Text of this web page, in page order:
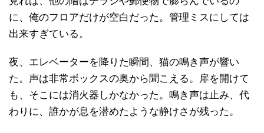
に、俺のフロアだけが空白だった。管理ミスにしては
出来すぎている。
夜、エレベーターを降りた瞬間、猫の鳴き声が響い
た。声は非常ボックスの奥から聞こえる。扉を開けて
も、そこには消火器しかなかった。鳴き声は止み、代
わりに、誰かが息を潜めたような静けさが残った。